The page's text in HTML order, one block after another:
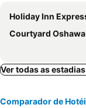
Holiday Inn Express & Suites Oshawa
Courtyard Oshawa
Ver todas as
Comparador de